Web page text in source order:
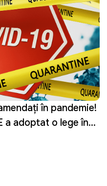
în pandemie!
a adoptat o lege în